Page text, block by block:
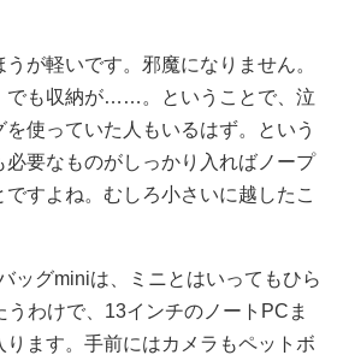
が軽いです。邪魔になりません。
でも収納が……。ということで、泣
を使っていた人もいるはず。という
必要なものがしっかり入ればノープ
ですよね。むしろ小さいに越したこ
ッグminiは、ミニとはいってもひら
うわけで、13インチのノートPCま
ります。手前にはカメラもペットボ